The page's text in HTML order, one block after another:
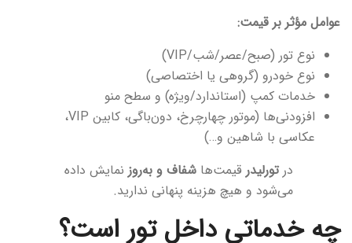
عوامل مؤثر بر قیمت:
نوع تور (صبح/عصر/شب/VIP)
نوع خودرو (گروهی یا اختصاصی)
خدمات کمپ (استاندارد/ویژه) و سطح منو
افزودنی‌ها (موتور چهارچرخ، دون‌باگی، کابین VIP،
عکاسی با شاهین و…)
در تورلیدر قیمت‌ها شفاف و به‌روز نمایش داده
می‌شود و هیچ هزینه پنهانی ندارید.
چه خدماتی داخل تور است؟